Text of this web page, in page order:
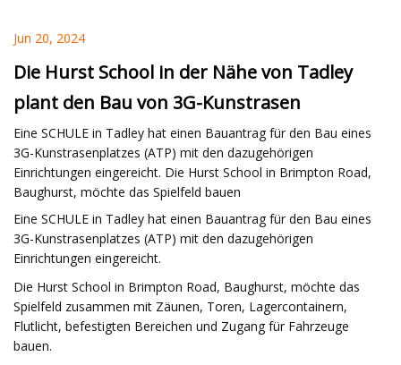
Jun 20, 2024
Die Hurst School in der Nähe von Tadley
plant den Bau von 3G-Kunstrasen
Eine SCHULE in Tadley hat einen Bauantrag für den Bau eines
3G-Kunstrasenplatzes (ATP) mit den dazugehörigen
Einrichtungen eingereicht. Die Hurst School in Brimpton Road,
Baughurst, möchte das Spielfeld bauen
Eine SCHULE in Tadley hat einen Bauantrag für den Bau eines
3G-Kunstrasenplatzes (ATP) mit den dazugehörigen
Einrichtungen eingereicht.
Die Hurst School in Brimpton Road, Baughurst, möchte das
Spielfeld zusammen mit Zäunen, Toren, Lagercontainern,
Flutlicht, befestigten Bereichen und Zugang für Fahrzeuge
bauen.